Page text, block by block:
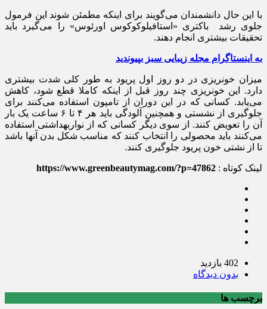
با این حال دانشمندان می‌گویند برای اینکه مطمئن شوند این فرمول
جلوی رشد باکتری «استافیلوکوکوس اورئوس» را می‌گیرد باید
تحقیقات بیشتری انجام دهند.
به اینستاگرام مجله زیبایی سبز بپیوندید
میزان خونریزی در دو روز اول پریود به طور کلی شدت بیشتری
دارد. این خونریزی‌ چند روز قبل از اینکه کاملا قطع شود، کاهش
می‌یابد. کسانی که در این دوران از تامپون‌ استفاده می‌کنند برای
جلوگیری از نشستی و همچنین آلودگی باید هر ۴ تا ۶ ساعت یک بار
آن را تعویض کنند. از سوی دیگر کسانی که از نواربهداشتی استفاده
می‌کنند باید محصولی را انتخاب کنند که مناسب‌ شکل بدن آنها باشد
تا از نشتی خون پریود جلوگیری کنند.
لینک کوتاه : https://www.greenbeautymag.com/?p=47862
402 بازدید
بدون دیدگاه
برچسب ها